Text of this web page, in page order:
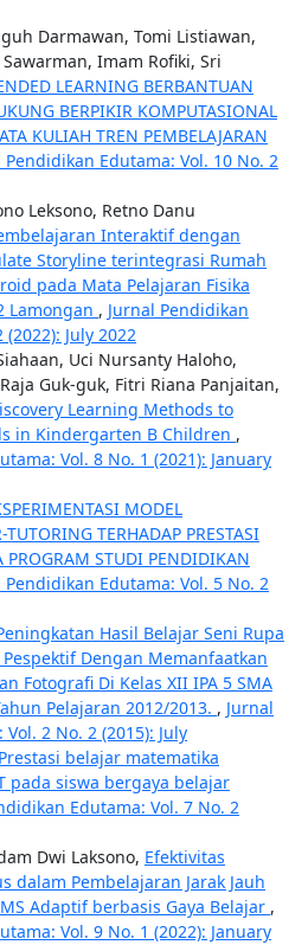
Darmawan, Tomi Listiawan,
Imam Rofiki, Sri
LEARNING BERBANTUAN
BERPIKIR KOMPUTASIONAL
KULIAH TREN PEMBELAJARAN
Pendidikan Edutama: Vol. 10 No. 2
Leksono, Retno Danu
Interaktif dengan
Storyline terintegrasi Rumah
pada Mata Pelajaran Fisika
Lamongan , Jurnal Pendidikan
July 2022
Uci Nursanty Haloho,
Guk-guk, Fitri Riana Panjaitan,
Learning Methods to
in Kindergarten B Children ,
Vol. 8 No. 1 (2021): January
MODEL
TUTORING TERHADAP PRESTASI
PROGRAM STUDI PENDIDIKAN
Pendidikan Edutama: Vol. 5 No. 2
Hasil Belajar Seni Rupa
Dengan Memanfaatkan
Fotografi Di Kelas XII IPA 5 SMA
Pelajaran 2012/2013. , Jurnal
2 No. 2 (2015): July
Prestasi belajar matematika
pada siswa bergaya belajar
Edutama: Vol. 7 No. 2
Dwi Laksono, Efektivitas
dalam Pembelajaran Jarak Jauh
Adaptif berbasis Gaya Belajar ,
Vol. 9 No. 1 (2022): January